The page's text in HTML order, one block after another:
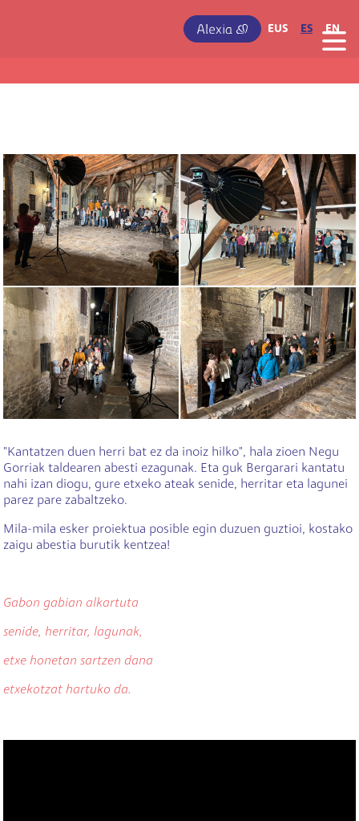
EUS ES EN
IRUDIA
Irudia
"Kantatzen duen herri bat ez da inoiz hilko", hala zioen Negu
Gorriak taldearen abesti ezagunak. Eta guk Bergarari kantatu
nahi izan diogu, gure etxeko ateak senide, herritar eta lagunei
parez pare zabaltzeko.
Mila-mila esker proiektua posible egin duzuen guztioi, kostako
zaigu abestia burutik kentzea!
Gabon gabian alkartuta
senide, herritar, lagunak,
etxe honetan sartzen dana
etxekotzat hartuko da.